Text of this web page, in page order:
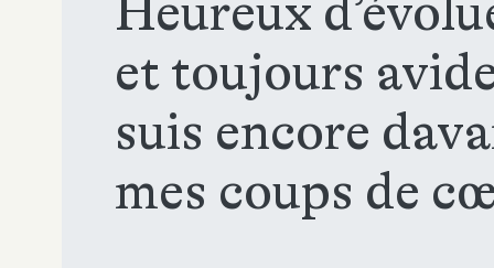
Heureux
et toujours
suis encore
mes coups de